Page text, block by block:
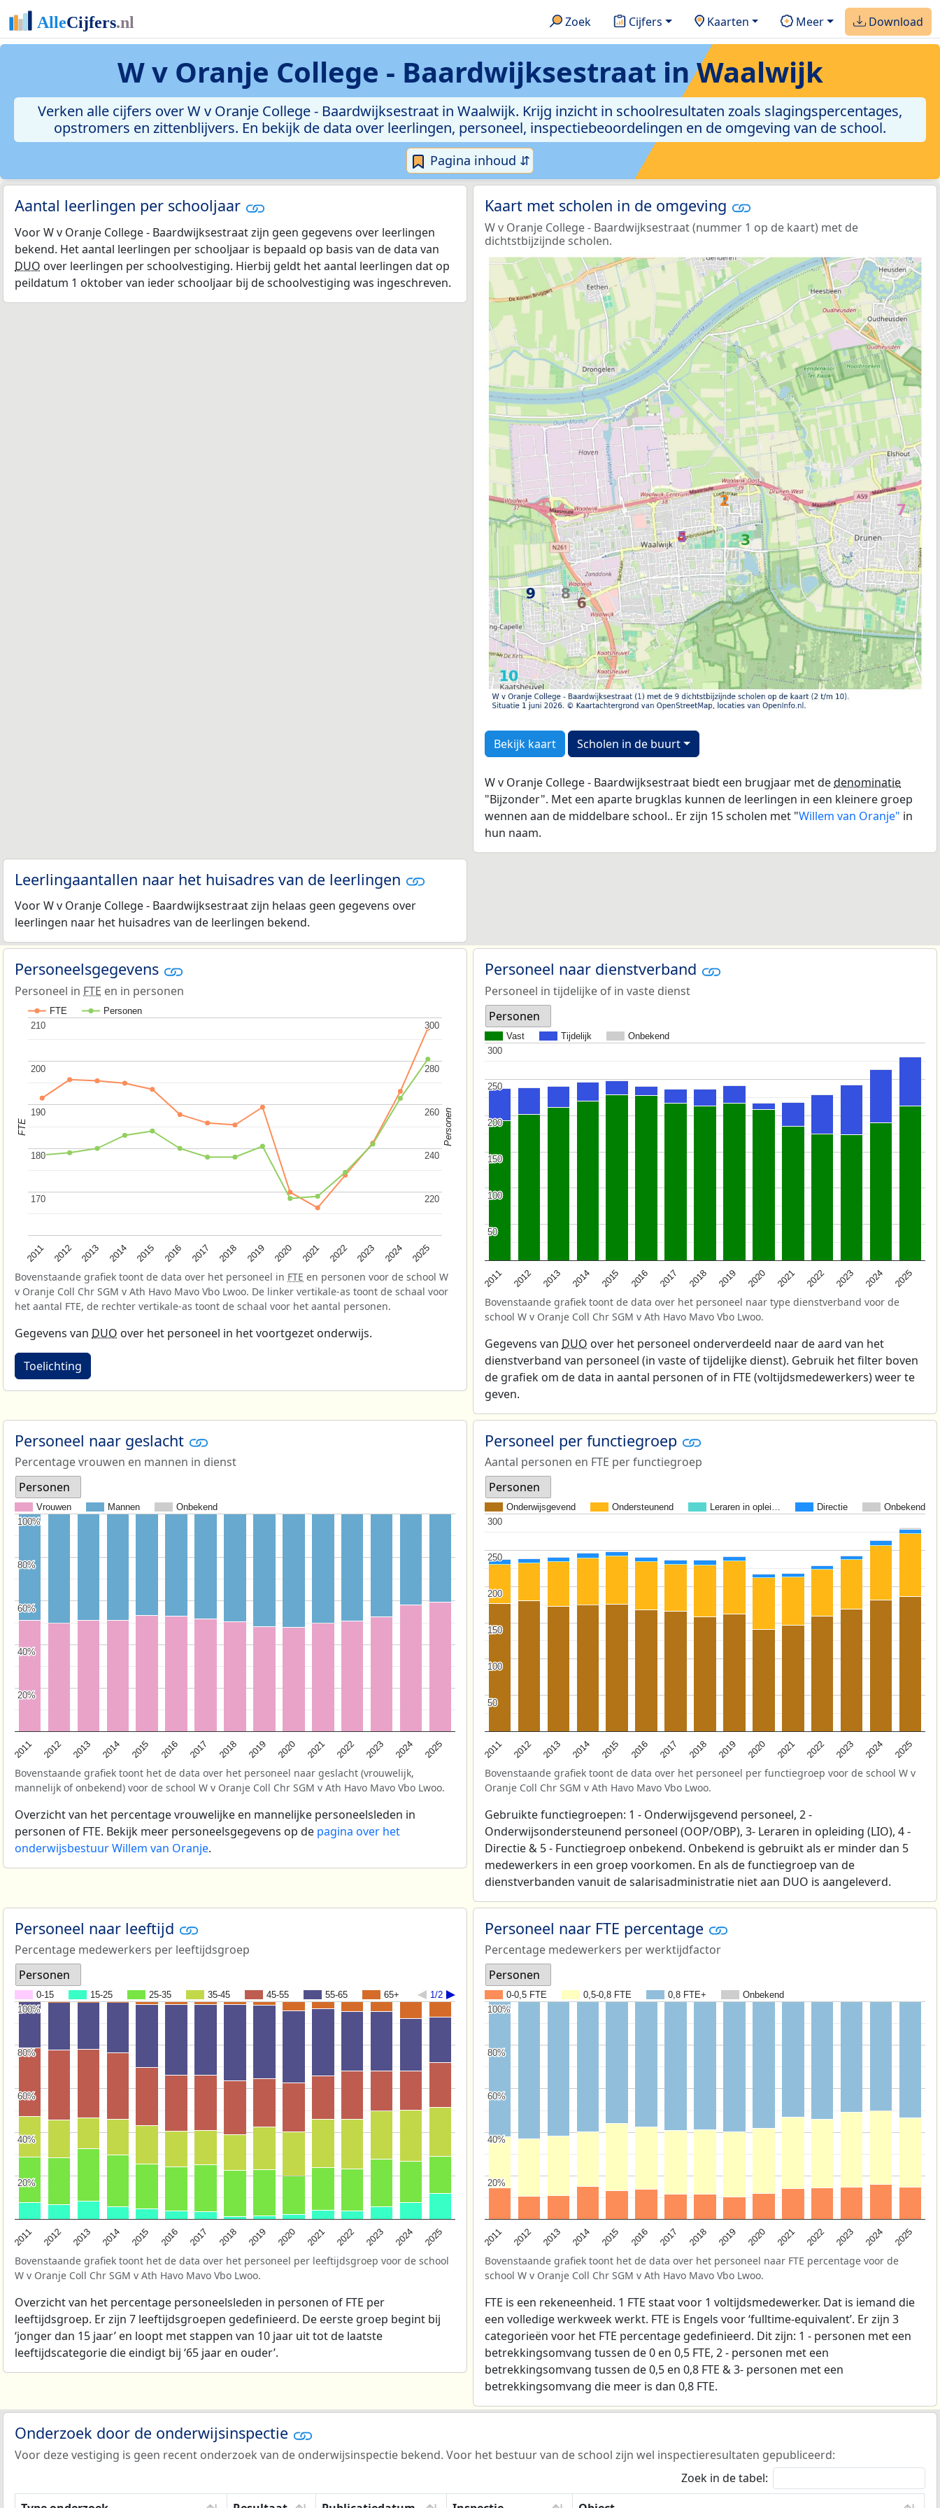
Zoek Cijfers Kaarten Meer Download
W v Oranje College - Baardwijksestraat in Waalwijk
Verken alle cijfers over W v Oranje College - Baardwijksestraat in Waalwijk. Krijg inzicht in schoolresultaten zoals slagingspercentages,
opstromers en zittenblijvers. En bekijk de data over leerlingen, personeel, inspectiebeoordelingen en de omgeving van de school.
Pagina inhoud ⇵
Aantal leerlingen per schooljaar
Voor W v Oranje College - Baardwijksestraat zijn geen gegevens over leerlingen
bekend. Het aantal leerlingen per schooljaar is bepaald op basis van de data van
DUO over leerlingen per schoolvestiging. Hierbij geldt het aantal leerlingen dat op
peildatum 1 oktober van ieder schooljaar bij de schoolvestiging was ingeschreven.
Kaart met scholen in de omgeving
W v Oranje College - Baardwijksestraat (nummer 1 op de kaart) met de
dichtstbijzijnde scholen.
Bekijk kaart Scholen in de buurt
W v Oranje College - Baardwijksestraat biedt een brugjaar met dedenominatie
"Bijzonder". Met een aparte brugklas kunnen de leerlingen in een kleinere groep
wennen aan de middelbare school.. Er zijn 15 scholen met "Willem van Oranje" in
hun naam.
Leerlingaantallen naar het huisadres van de leerlingen
Voor W v Oranje College - Baardwijksestraat zijn helaas geen gegevens over
leerlingen naar het huisadres van de leerlingen bekend.
Personeelsgegevens
Personeel in FTE en in personen
FTE Personen
2011 2012 2013 2014 2015 2016 2017 2018 2019 2020 2021 2022 2023 2024 2025
170
170
180
180
190
190
200
200
210
210
220
220
240
240
260
260
280
280
300
300
FTE Personen
Bovenstaande grafiek toont de data over het personeel in FTE en personen voor de school W
v Oranje Coll Chr SGM v Ath Havo Mavo Vbo Lwoo. De linker vertikale-as toont de schaal voor
het aantal FTE, de rechter vertikale-as toont de schaal voor het aantal personen.
Gegevens van DUO over het personeel in het voortgezet onderwijs.
Toelichting
Personeel naar dienstverband
Personeel in tijdelijke of in vaste dienst
Personen
Vast Tijdelijk Onbekend
2011 2012 2013 2014 2015 2016 2017 2018 2019 2020 2021 2022 2023 2024 2025
50
50
100
100
150
150
200
200
250
250
300
300
Bovenstaande grafiek toont de data over het personeel naar type dienstverband voor de
school W v Oranje Coll Chr SGM v Ath Havo Mavo Vbo Lwoo.
Gegevens van DUO over het personeel onderverdeeld naar de aard van het
dienstverband van personeel (in vaste of tijdelijke dienst). Gebruik het filter boven
de grafiek om de data in aantal personen of in FTE (voltijdsmedewerkers) weer te
geven.
Personeel naar geslacht
Percentage vrouwen en mannen in dienst
Personen
Vrouwen Mannen Onbekend
2011 2012 2013 2014 2015 2016 2017 2018 2019 2020 2021 2022 2023 2024 2025
20%
20%
40%
40%
60%
60%
80%
80%
100%
100%
Bovenstaande grafiek toont het de data over het personeel naar geslacht (vrouwelijk,
mannelijk of onbekend) voor de school W v Oranje Coll Chr SGM v Ath Havo Mavo Vbo Lwoo.
Overzicht van het percentage vrouwelijke en mannelijke personeelsleden in
personen of FTE. Bekijk meer personeelsgegevens op de pagina over het
onderwijsbestuur Willem van Oranje.
Personeel per functiegroep
Aantal personen en FTE per functiegroep
Personen
Onderwijsgevend Ondersteunend Leraren in oplei… Directie Onbekend
2011 2012 2013 2014 2015 2016 2017 2018 2019 2020 2021 2022 2023 2024 2025
50
50
100
100
150
150
200
200
250
250
300
300
Bovenstaande grafiek toont de data over het personeel per functiegroep voor de school W v
Oranje Coll Chr SGM v Ath Havo Mavo Vbo Lwoo.
Gebruikte functiegroepen: 1 - Onderwijsgevend personeel, 2 -
Onderwijsondersteunend personeel (OOP/OBP), 3- Leraren in opleiding (LIO), 4 -
Directie & 5 - Functiegroep onbekend. Onbekend is gebruikt als er minder dan 5
medewerkers in een groep voorkomen. En als de functiegroep van de
dienstverbanden vanuit de salarisadministratie niet aan DUO is aangeleverd.
Personeel naar leeftijd
Percentage medewerkers per leeftijdsgroep
Personen
0-15 15-25 25-35 35-45 45-55 55-65 65+ 1/2
2011 2012 2013 2014 2015 2016 2017 2018 2019 2020 2021 2022 2023 2024 2025
20%
20%
40%
40%
60%
60%
80%
80%
100%
100%
Bovenstaande grafiek toont het de data over het personeel per leeftijdsgroep voor de school
W v Oranje Coll Chr SGM v Ath Havo Mavo Vbo Lwoo.
Overzicht van het percentage personeelsleden in personen of FTE per
leeftijdsgroep. Er zijn 7 leeftijdsgroepen gedefinieerd. De eerste groep begint bij
‘jonger dan 15 jaar’ en loopt met stappen van 10 jaar uit tot de laatste
leeftijdscategorie die eindigt bij ‘65 jaar en ouder’.
Personeel naar FTE percentage
Percentage medewerkers per werktijdfactor
Personen
0-0,5 FTE 0,5-0,8 FTE 0,8 FTE+ Onbekend
2011 2012 2013 2014 2015 2016 2017 2018 2019 2020 2021 2022 2023 2024 2025
20%
20%
40%
40%
60%
60%
80%
80%
100%
100%
Bovenstaande grafiek toont het de data over het personeel naar FTE percentage voor de
school W v Oranje Coll Chr SGM v Ath Havo Mavo Vbo Lwoo.
FTE is een rekeneenheid. 1 FTE staat voor 1 voltijdsmedewerker. Dat is iemand die
een volledige werkweek werkt. FTE is Engels voor ‘fulltime-equivalent’. Er zijn 3
categorieën voor het FTE percentage gedefinieerd. Dit zijn: 1 - personen met een
betrekkingsomvang tussen de 0 en 0,5 FTE, 2 - personen met een
betrekkingsomvang tussen de 0,5 en 0,8 FTE & 3- personen met een
betrekkingsomvang die meer is dan 0,8 FTE.
Onderzoek door de onderwijsinspectie
Voor deze vestiging is geen recent onderzoek van de onderwijsinspectie bekend. Voor het bestuur van de school zijn wel inspectieresultaten gepubliceerd:
Zoek in de tabel: